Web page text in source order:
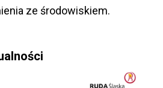
ze środowiskiem.